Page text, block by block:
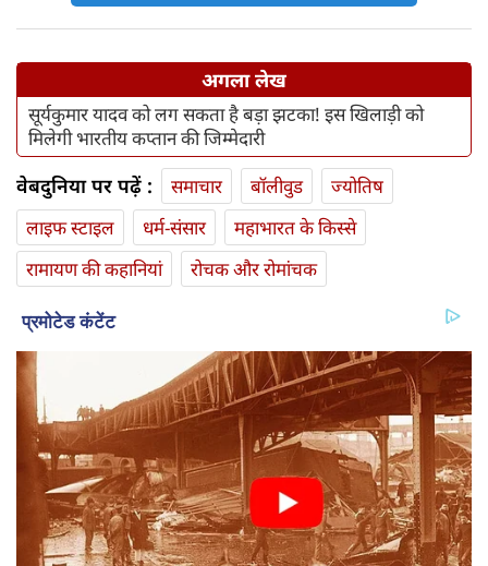
अगला लेख
सूर्यकुमार यादव को लग सकता है बड़ा झटका! इस खिलाड़ी को
मिलेगी भारतीय कप्तान की जिम्मेदारी
वेबदुनिया पर पढ़ें : समाचार बॉलीवुड
ज्योतिष
लाइफ स्‍टाइल
धर्म-संसार
महाभारत के किस्से
रामायण की कहानियां
रोचक और रोमांचक